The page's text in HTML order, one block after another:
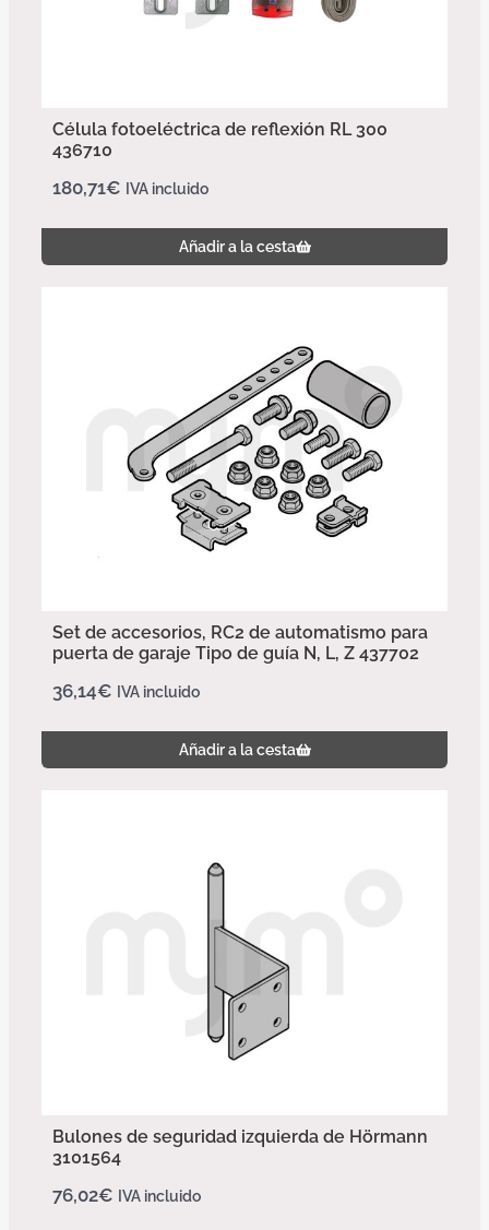
Célula fotoeléctrica de reflexión RL 300
436710
180,71€ IVA incluido
Añadir a la cesta
Set de accesorios, RC2 de automatismo para
puerta de garaje Tipo de guía N, L, Z 437702
36,14€ IVA incluido
Añadir a la cesta
Bulones de seguridad izquierda de Hörmann
3101564
76,02€ IVA incluido